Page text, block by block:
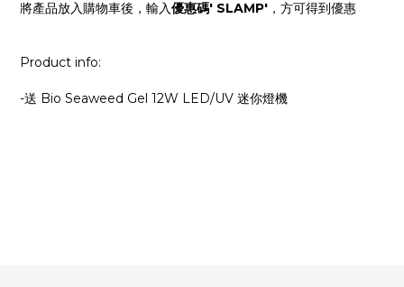
將產品放入購物車後，輸入優惠碼' SLAMP' ，方可得到優惠
Product info:
-送 Bio Seaweed Gel 12W LED/UV 迷你燈機